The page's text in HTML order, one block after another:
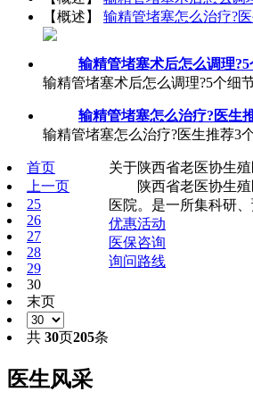
【概述】 输精管堵塞怎么治疗?
输精管堵塞术后怎么调理
输精管堵塞术后怎么调理?5个细
输精管堵塞怎么治疗?医生
输精管堵塞怎么治疗?医生推荐3
首页
上一页
25
26
27
28
29
30
末页
共 30页205条
关于陕西省老医协生
陕西省老医协生
医院。是一所集科研
优惠活动
医保咨询
询问路线
医生风采